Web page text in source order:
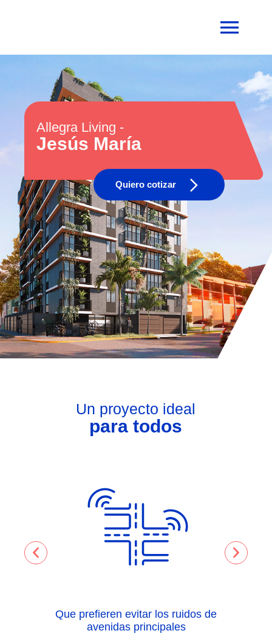
Allegra Living -
Jesús María
Quiero cotizar
Un proyecto ideal
para todos
Que prefieren evitar los ruidos de
avenidas principales